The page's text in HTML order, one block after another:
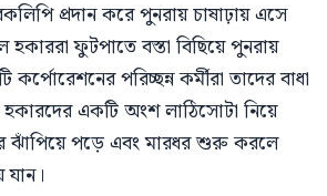
প্রদান করে পুনরায় চাষাঢ়ায় এসে
হকাররা ফুটপাতে বস্তা বিছিয়ে পুনরায়
কর্পোরেশনের পরিচ্ছন্ন কর্মীরা তাদের বাধা
একটি অংশ লাঠিসোটা নিয়ে
ঝাঁপিয়ে পড়ে এবং মারধর শুরু করলে
যান।